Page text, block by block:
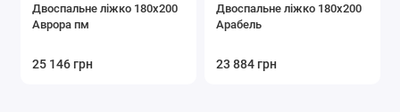
Двоспальне ліжко 180x200
Аврора пм
25 146 грн
Двоспальне ліжко 180x200
Арабель
23 884 грн